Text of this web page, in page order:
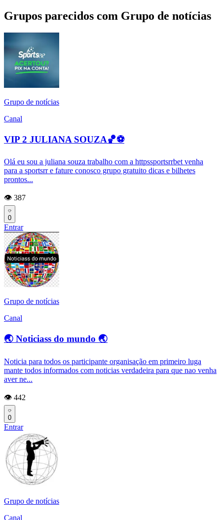
Grupos parecidos com Grupo de notícias
Grupo de notícias
Canal
VIP 2 JULIANA SOUZA🏀⚽️
Olá eu sou a juliana souza trabalho com a httpssportsrrbet venha
para a sportsrr e fature conosco grupo gratuito dicas e bilhetes
prontos...
👁️ 387
0
Entrar
Grupo de notícias
Canal
🌏 Noticiass do mundo 🌏
Noticia para todos os participante organisação em primeiro luga
mante todos informados com noticias verdadeira para que nao venha
aver ne...
👁️ 442
0
Entrar
Grupo de notícias
Canal